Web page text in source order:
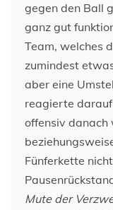
gegen den Ball
ganz gut
Team, welches
zumindest
aber eine
reagierte
offensiv danach
Fünferkette
Mute der